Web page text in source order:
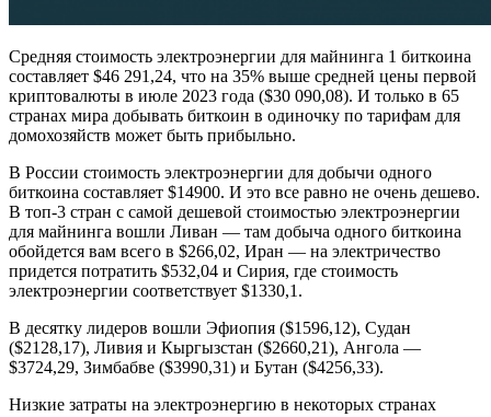
Средняя стоимость электроэнергии для майнинга 1 биткоина
составляет $46 291,24, что на 35% выше средней цены первой
криптовалюты в июле 2023 года ($30 090,08). И только в 65
странах мира добывать биткоин в одиночку по тарифам для
домохозяйств может быть прибыльно.
В России стоимость электроэнергии для добычи одного
биткоина составляет $14900. И это все равно не очень дешево.
В топ-3 стран с самой дешевой стоимостью электроэнергии
для майнинга вошли Ливан — там добыча одного биткоина
обойдется вам всего в $266,02, Иран — на электричество
придется потратить $532,04 и Сирия, где стоимость
электроэнергии соответствует $1330,1.
В десятку лидеров вошли Эфиопия ($1596,12), Судан
($2128,17), Ливия и Кыргызстан ($2660,21), Ангола —
$3724,29, Зимбабве ($3990,31) и Бутан ($4256,33).
Низкие затраты на электроэнергию в некоторых странах